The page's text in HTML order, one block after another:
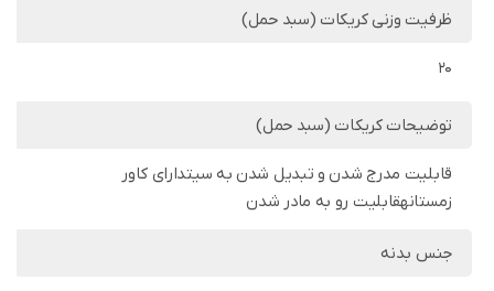
ظرفیت وزنی کریکات (سبد حمل)
20
توضیحات کریکات (سبد حمل)
قابلیت مدرج شدن و تبدیل شدن به سیتدارای کاور
زمستانهقابلیت رو به مادر شدن
جنس بدنه